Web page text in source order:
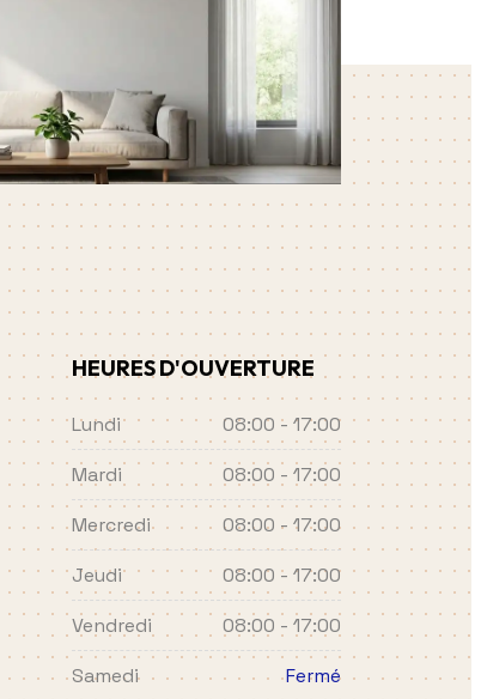
HEURES D'OUVERTURE
Lundi
08:00 - 17:00
Mardi
08:00 - 17:00
Mercredi
08:00 - 17:00
Jeudi
08:00 - 17:00
Vendredi
08:00 - 17:00
Samedi
Fermé